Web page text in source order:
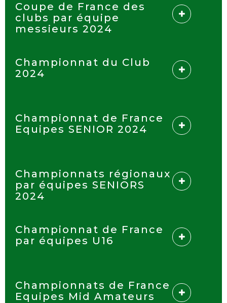
Coupe de France des
clubs par équipe
messieurs 2024
Championnat du Club
2024
Championnat de France
Equipes SENIOR 2024
Championnats régionaux
par équipes SENIORS
2024
Championnat de France
par équipes U16
Championnats de France
Equipes Mid Amateurs